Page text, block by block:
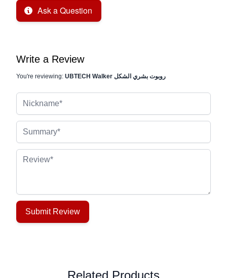
Ask a Question
Write a Review
You're reviewing: UBTECH Walker روبوت بشري الشكل
Review
Submit Review
Related Products